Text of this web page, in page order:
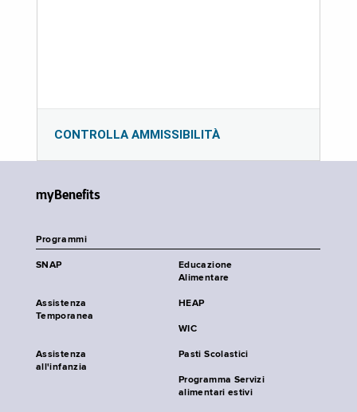
CONTROLLA AMMISSIBILITÀ
myBenefits
Programmi
SNAP
Educazione
Alimentare
Assistenza
Temporanea
HEAP
WIC
Assistenza
all'infanzia
Pasti Scolastici
Programma Servizi
alimentari estivi